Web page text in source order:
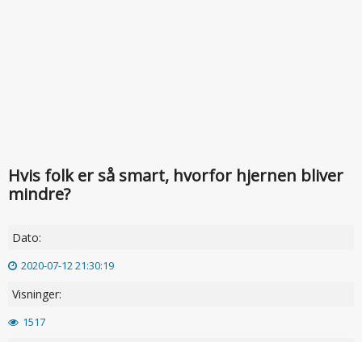
Hvis folk er så smart, hvorfor hjernen bliver
mindre?
Dato:
2020-07-12 21:30:19
Visninger:
1517